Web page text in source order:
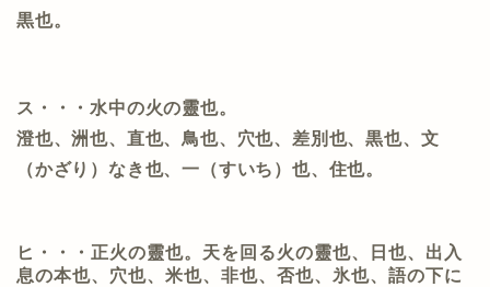
黒也。
ス・・・水中の火の靈也。
澄也、洲也、直也、鳥也、穴也、差別也、黒也、文
（かざり）なき也、一（すいち）也、住也。
ヒ・・・正火の靈也。天を回る火の靈也、日也、出入
息の本也、穴也、米也、非也、否也、氷也、語の下に